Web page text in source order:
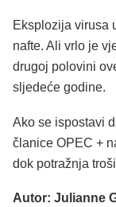
Eksplozija virusa
nafte. Ali vrlo je
drugoj polovini
sljedeće godine.
Ako se ispostavi
članice OPEC +
dok potražnja
Autor: Julianne